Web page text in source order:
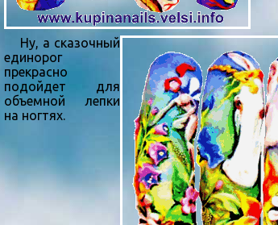
Ну, а сказочный
единорог
прекрасно
подойдет для
объемной лепки
на ногтях.